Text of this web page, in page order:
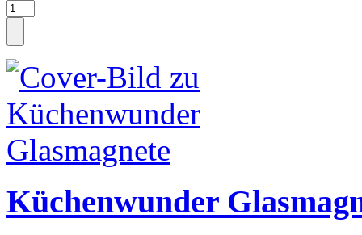
Küchenwunder